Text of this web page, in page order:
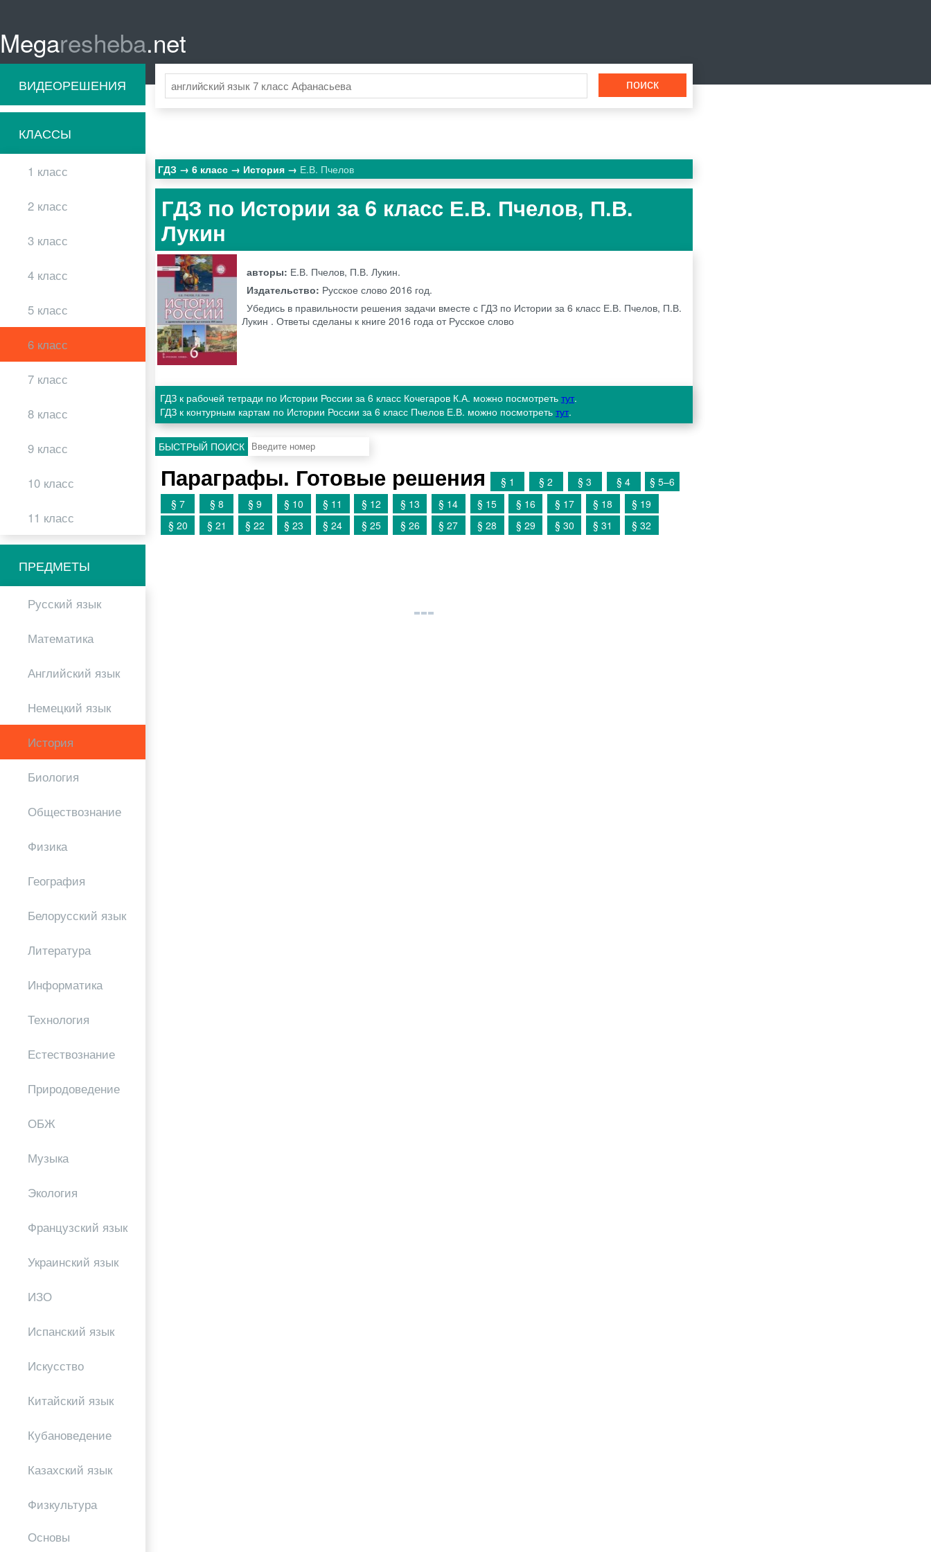
Megaresheba.net
ВИДЕОРЕШЕНИЯ
КЛАССЫ
1 класс
2 класс
3 класс
4 класс
5 класс
6 класс
7 класс
8 класс
9 класс
10 класс
11 класс
ПРЕДМЕТЫ
Русский язык
Математика
Английский язык
Немецкий язык
История
Биология
Обществознание
Физика
География
Белорусский язык
Литература
Информатика
Технология
Естествознание
Природоведение
ОБЖ
Музыка
Экология
Французский язык
Украинский язык
ИЗО
Испанский язык
Искусство
Китайский язык
Кубановедение
Казахский язык
Физкультура
Основы
ГДЗ 6 класс История Е.В. Пчелов
ГДЗ по Истории за 6 класс Е.В. Пчелов, П.В.
Лукин
авторы: Е.В. Пчелов, П.В. Лукин.
Издательство: Русское слово 2016 год.
Убедись в правильности решения задачи вместе с ГДЗ по Истории за 6 класс Е.В. Пчелов, П.В.
Лукин . Ответы сделаны к книге 2016 года от Русское слово
ГДЗ к рабочей тетради по Истории России за 6 класс Кочегаров К.А. можно посмотреть тут.
ГДЗ к контурным картам по Истории России за 6 класс Пчелов Е.В. можно посмотреть тут.
БЫСТРЫЙ ПОИСК
Параграфы. Готовые решения § 1 § 2 § 3 § 4
§ 5–6
§ 7
§ 8 § 9 § 10 § 11 § 12 § 13 § 14 § 15 § 16 § 17 § 18
§ 19
§ 20
§ 21 § 22 § 23 § 24 § 25 § 26 § 27 § 28 § 29 § 30 § 31 § 32